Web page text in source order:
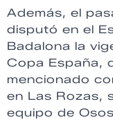
Además, el
disputó en el
Badalona la
Copa España,
mencionado
en Las Rozas,
equipo de